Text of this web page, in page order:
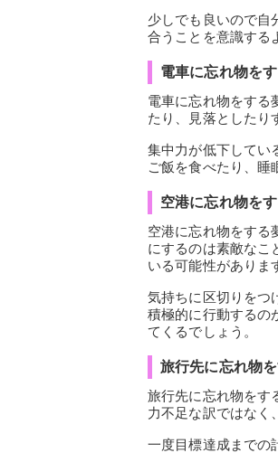
少しでも良いので自
合うことを意識する
電車に忘れ物をす
電車に忘れ物をする
たり、見落としたり
集中力が低下してい
ご飯を食べたり、睡
空港に忘れ物を
空港に忘れ物をする
にするのは素敵なこ
いる可能性がありま
気持ちに区切りをつ
積極的に行動するの
てくるでしょう。
旅行先に忘れ物
旅行先に忘れ物をす
力不足な訳ではなく
一度目標達成までの